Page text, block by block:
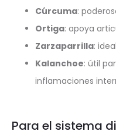
Cúrcuma:
Ortiga: apoya
Zarzaparrilla:
Kalanchoe: útil
inflamaciones
Para el sistema